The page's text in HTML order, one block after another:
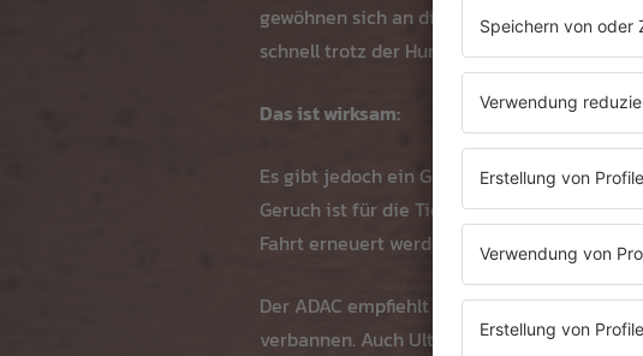
gewöhnen sich an die Gerüche oder
schnell trotz der Hunde- oder Katzenhaare
Das ist wirksam:
Es gibt jedoch ein Gewürz, das bei der
Geruch ist für die Tiere sehr unangenehm
Fahrt erneuert werden.
Der ADAC empfiehlt zudem eineausgiebige
verbannen. Auch Ultraschall- und